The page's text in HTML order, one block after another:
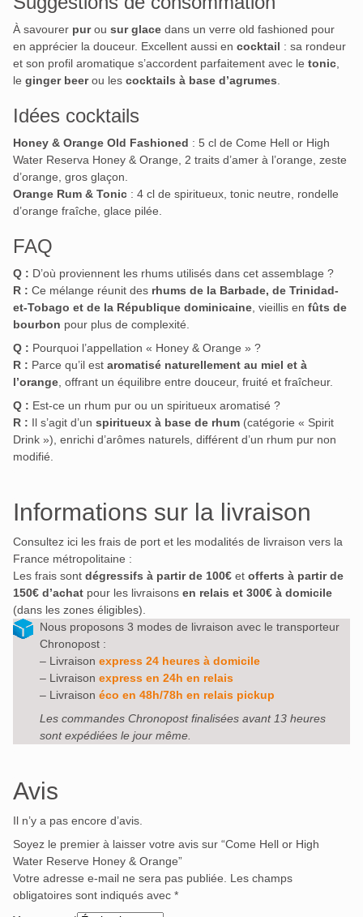
À savourer purou sur glace dans un verre old fashioned pour
en apprécier la douceur. Excellent aussi en cocktail : sa rondeur
et son profil aromatique s’accordent parfaitement avec le tonic
le ginger beerou les cocktails à base d’agrumes
Idées cocktails
Honey & Orange Old Fashioned : 5 cl de Come Hell or High
Water Reserva Honey & Orange, 2 traits d’amer à l’orange, zeste
d’orange, gros glaçon.
Orange Rum & Tonic : 4 cl de spiritueux, tonic neutre, rondelle
d’orange fraîche, glace pilée.
FAQ
Q : D’où proviennent les rhums utilisés dans cet assemblage ?
R : Ce mélange réunit des rhums de la Barbade, de Trinidad-
et-Tobago et de la République dominicaine , vieillis en fûts de
bourbon pour plus de complexité.
Q : Pourquoi l’appellation « Honey & Orange » ?
R : Parce qu’il est aromatisé naturellement au miel et à
l’orange , offrant un équilibre entre douceur, fruité et fraîcheur.
Q : Est-ce un rhum pur ou un spiritueux aromatisé ?
R : Il s’agit d’un spiritueux à base de rhum (catégorie « Spirit
Drink »), enrichi d’arômes naturels, différent d’un rhum pur non
modifié.
Informations sur la livraison
Consultez ici les frais de port et les modalités de livraison vers la
France métropolitaine :
Les frais sont dégressifs à partir de 100€ et offerts à partir de
150€ d’achat pour les livraisons en relais et 300€ à domicile
(dans les zones éligibles).
Nous proposons 3 modes de livraison avec le transporteur
Chronopost :
– Livraison express 24 heures à domicile
– Livraison express en 24h en relais
– Livraison éco en 48h/78h en relais pickup
Les commandes Chronopost finalisées avant 13 heures
sont expédiées le jour même.
Avis
Il n’y a pas encore d’avis.
Soyez le premier à laisser votre avis sur “Come Hell or High
Water Reserve Honey & Orange”
Votre adresse e-mail ne sera pas publiée.
Les champs
obligatoires sont indiqués avec *